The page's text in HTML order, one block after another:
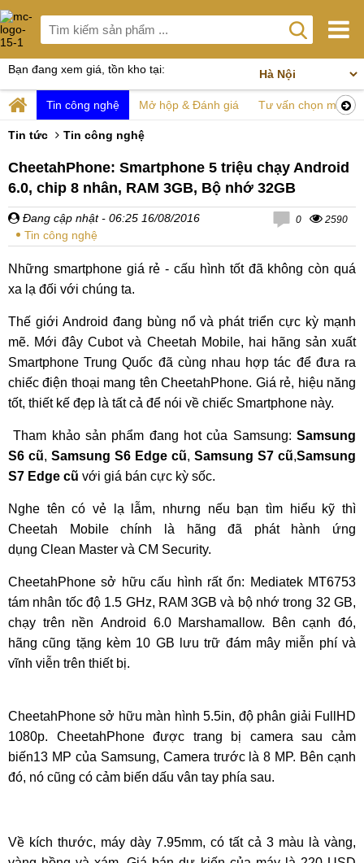
Bạn đang xem giá, tồn kho tại:
Tin công nghệ Mở hộp & Đánh giá Tư vấn chọn mua
Tin tức Tin công nghệ
CheetahPhone: Smartphone 5 triệu chạy Android
6.0, chip 8 nhân, RAM 3GB, Bộ nhớ 32GB
Đang cập nhật - 06:25 16/08/2016
Tin công nghệ
0 2590
Những smartphone giá rẻ - cấu hình tốt đã không còn quá
xa lạ đối với chúng ta.
Thế giới Android đang bùng nổ và phát triển cực kỳ mạnh
mẽ. Mới đây Cubot và Cheetah Mobile, hai hãng sản xuất
Smartphone Trung Quốc đã cùng nhau hợp tác để đưa ra
chiếc điện thoại mang tên CheetahPhone. Giá rẻ, hiệu năng
tốt, thiết kế đẹp là tất cả để nói về chiếc Smartphone này.
Tham khảo sản phẩm đang hot của Samsung: Samsung
S6 cũ, Samsung S6 Edge cũ, Samsung S7 cũ,Samsung
S7 Edge cũ với giá bán cực kỳ sốc.
Nghe tên có vẻ lạ lẫm, nhưng nếu bạn tìm hiểu kỹ thì
Cheetah Mobile chính là hãng đã phát hành ứng
dụng Clean Master và CM Security.
CheetahPhone sở hữu cấu hình rất ổn: Mediatek MT6753
tám nhân tốc độ 1.5 GHz, RAM 3GB và bộ nhớ trong 32 GB,
chạy trên nền Android 6.0 Marshamallow. Bên cạnh đó,
hãng cũng tặng kèm 10 GB lưu trữ đám mây miễn phí và
vĩnh viễn trên thiết bị.
CheetahPhone sở hữu màn hình 5.5in, độ phân giải FullHD
1080p. CheetahPhone được trang bị camera sau cảm
biến13 MP của Samsung, Camera trước là 8 MP. Bên cạnh
đó, nó cũng có cảm biến dấu vân tay phía sau.
Về kích thước, máy dày 7.95mm, có tất cả 3 màu là vàng,